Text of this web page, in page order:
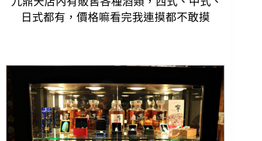
日式都有，價格嘛看完我連摸都不敢摸